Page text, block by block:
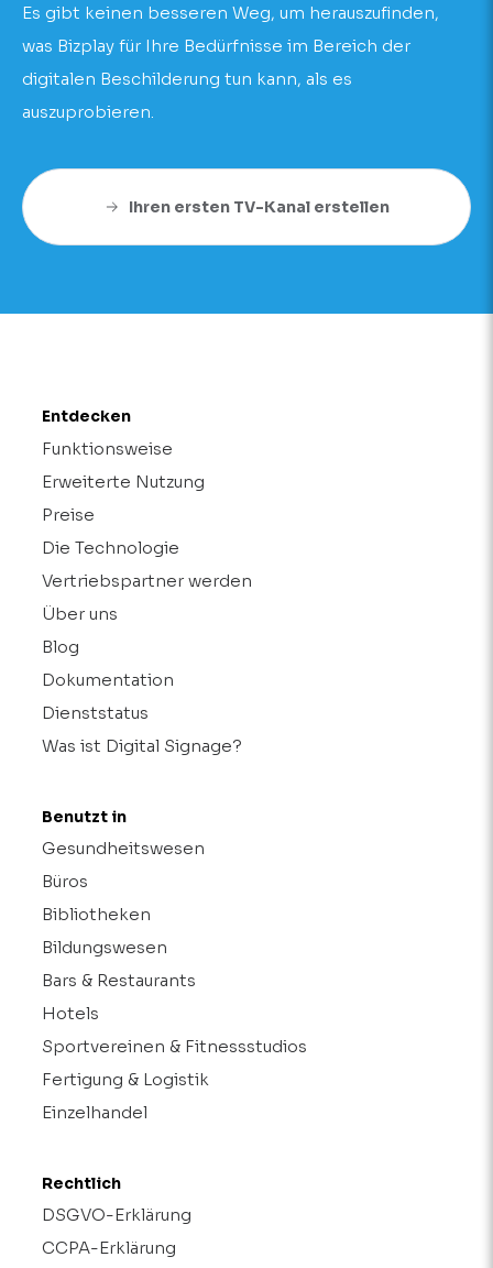
Es gibt keinen besseren Weg, um herauszufinden,
was Bizplay für Ihre Bedürfnisse im Bereich der
digitalen Beschilderung tun kann, als es
auszuprobieren.
Ihren ersten TV-Kanal erstellen
Entdecken
Funktionsweise
Erweiterte Nutzung
Preise
Die Technologie
Vertriebspartner werden
Über uns
Blog
Dokumentation
Dienststatus
Was ist Digital Signage?
Benutzt in
Gesundheitswesen
Büros
Bibliotheken
Bildungswesen
Bars & Restaurants
Hotels
Sportvereinen & Fitnessstudios
Fertigung & Logistik
Einzelhandel
Rechtlich
DSGVO-Erklärung
CCPA-Erklärung